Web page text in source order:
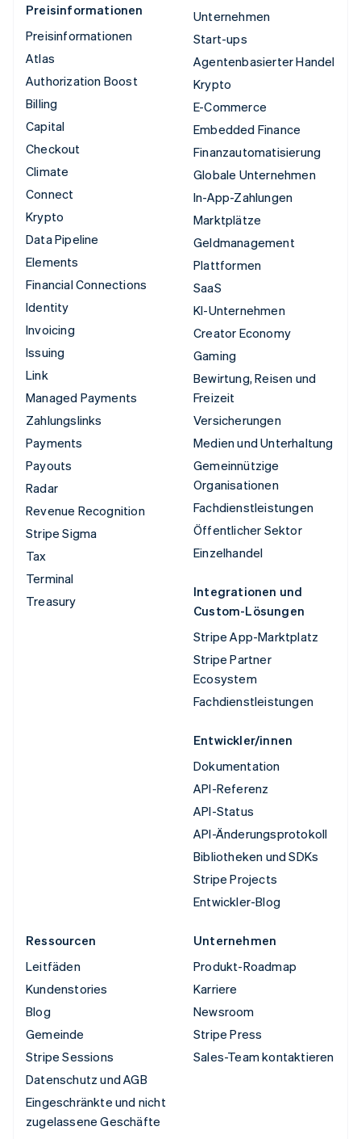
Preisinformationen
Preisinformationen
Atlas
Authorization Boost
Billing
Capital
Checkout
Climate
Connect
Krypto
Data Pipeline
Elements
Financial Connections
Identity
Invoicing
Issuing
Link
Managed Payments
Zahlungslinks
Payments
Payouts
Radar
Revenue Recognition
Stripe Sigma
Tax
Terminal
Treasury
Unternehmen
Start-ups
Agentenbasierter Handel
Krypto
E-Commerce
Embedded Finance
Finanzautomatisierung
Globale Unternehmen
In-App-Zahlungen
Marktplätze
Geldmanagement
Plattformen
SaaS
KI-Unternehmen
Creator Economy
Gaming
Bewirtung, Reisen und
Freizeit
Versicherungen
Medien und Unterhaltung
Gemeinnützige
Organisationen
Fachdienstleistungen
Öffentlicher Sektor
Einzelhandel
Integrationen und
Custom-Lösungen
Stripe App-Marktplatz
Stripe Partner
Ecosystem
Fachdienstleistungen
Entwickler/innen
Dokumentation
API-Referenz
API-Status
API-Änderungsprotokoll
Bibliotheken und SDKs
Stripe Projects
Entwickler-Blog
Ressourcen
Leitfäden
Kundenstories
Blog
Gemeinde
Stripe Sessions
Datenschutz und AGB
Eingeschränkte und nicht
zugelassene Geschäfte
Unternehmen
Produkt-Roadmap
Karriere
Newsroom
Stripe Press
Sales-Team kontaktieren